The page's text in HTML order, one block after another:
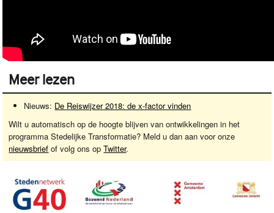
Meer lezen
Nieuws: De Reiswijzer 2018: de x-factor vinden
Wilt u automatisch op de hoogte blijven van ontwikkelingen in het
programma Stedelijke Transformatie? Meld u dan aan voor onze
nieuwsbrief of volg ons opTwitter.